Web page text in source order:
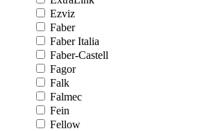
Ezviz
Faber
Faber Italia
Faber-Castell
Fagor
Falk
Falmec
Fein
Fellow